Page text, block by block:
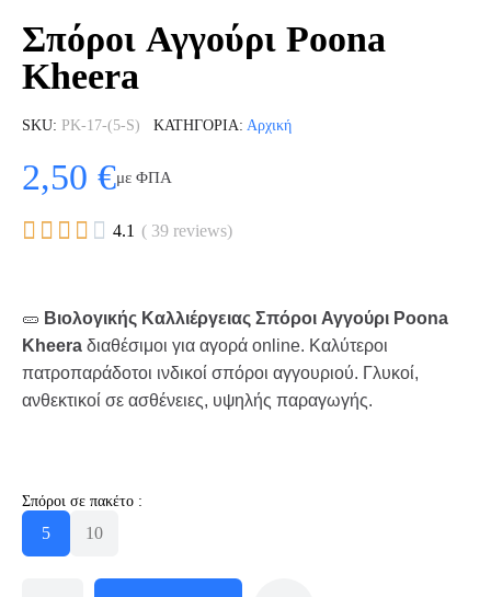
Σπόροι Αγγούρι Poona
Kheera
SKU PK-17-(5-S) ΚΑΤΗΓΟΡΊΑ Αρχική
2,50 €με ΦΠΑ
     4.1 ( 39 reviews)
🥒 Βιολογικής Καλλιέργειας Σπόροι Αγγούρι Poona
Kheera διαθέσιμοι για αγορά online. Καλύτεροι
πατροπαράδοτοι ινδικοί σπόροι αγγουριού. Γλυκοί,
ανθεκτικοί σε ασθένειες, υψηλής παραγωγής.
Σπόροι σε πακέτο :
5 10